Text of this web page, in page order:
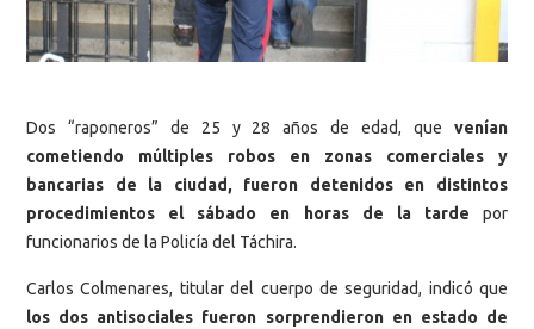
Dos “raponeros” de 25 y 28 años de edad, que venían
cometiendo múltiples robos en zonas comerciales y
bancarias de la ciudad, fueron detenidos en distintos
procedimientos el sábado en horas de la tarde por
funcionarios de la Policía del Táchira.
Carlos Colmenares, titular del cuerpo de seguridad, indicó que
los dos antisociales fueron sorprendieron en estado de